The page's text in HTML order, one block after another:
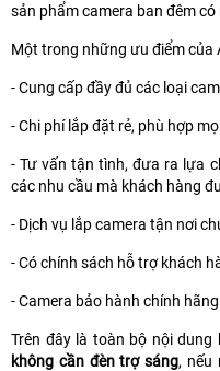
sản phẩm camera ban đêm
Một trong những ưu điểm của
- Cung cấp đầy đủ các loại
- Chi phí lắp đặt rẻ, phù hợp
- Tư vấn tận tình, đưa ra lựa
các nhu cầu mà khách hàng
- Dịch vụ lắp camera tận nơi
- Có chính sách hỗ trợ khách
- Camera bảo hành chính
Trên đây là toàn bộ nội dung
không cần đèn trợ sáng, nếu